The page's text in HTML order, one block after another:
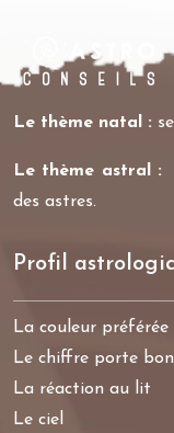
Le thème natal :
Le thème astral :
des astres.
Profil
La couleur préférée
Le chiffre porte
La réaction au lit
Le ciel